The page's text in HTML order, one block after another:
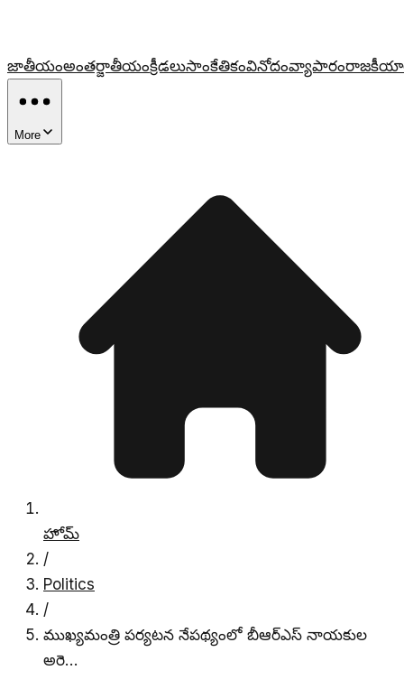
జాతీయంఅంతర్జాతీయంక్రీడలుసాంకేతికంవినోదంవ్యాపారం
More
హోమ్
/
Politics
/
ముఖ్యమంత్రి పర్యటన నేపథ్యంలో బీఆర్ఎస్ నాయకుల
అరె…